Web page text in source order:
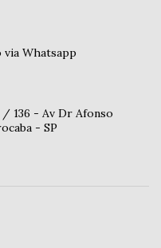
via Whatsapp
136 - Av Dr Afonso
- SP